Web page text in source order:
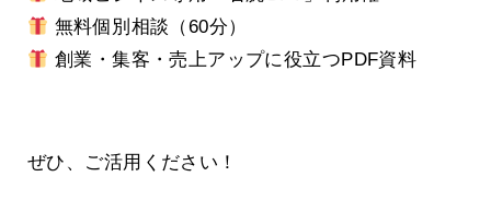
無料個別相談（60分）
創業・集客・売上アップに役立つPDF資料
ぜひ、ご活用ください！